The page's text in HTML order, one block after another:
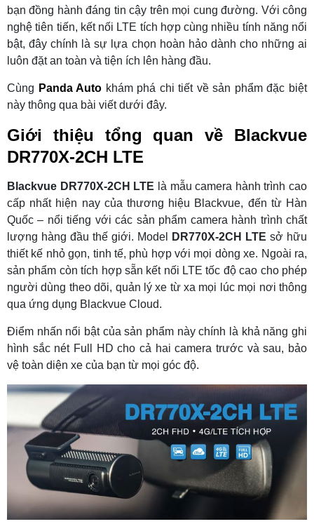
bạn đồng hành đáng tin cậy trên mọi cung đường. Với công
nghệ tiên tiến, kết nối LTE tích hợp cùng nhiều tính năng nổi
bật, đây chính là sự lựa chọn hoàn hảo dành cho những ai
luôn đặt an toàn và tiện ích lên hàng đầu.
Cùng Panda Auto khám phá chi tiết về sản phẩm đặc biệt
này thông qua bài viết dưới đây.
Giới thiệu tổng quan về Blackvue
DR770X-2CH LTE
Blackvue DR770X-2CH LTE là mẫu camera hành trình cao
cấp nhất hiện nay của thương hiệu Blackvue, đến từ Hàn
Quốc – nổi tiếng với các sản phẩm camera hành trình chất
lượng hàng đầu thế giới. Model
DR770X-2CH LTE sở hữu
thiết kế nhỏ gọn, tinh tế, phù hợp với mọi dòng xe. Ngoài ra,
sản phẩm còn tích hợp sẵn kết nối LTE tốc độ cao cho phép
người dùng theo dõi, quản lý xe từ xa mọi lúc mọi nơi thông
qua ứng dụng Blackvue Cloud.
Điểm nhấn nổi bật của sản phẩm này chính là khả năng ghi
hình sắc nét Full HD cho cả hai camera trước và sau, bảo
vệ toàn diện xe của bạn từ mọi góc độ.